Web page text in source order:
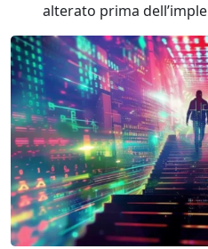
alterato prima